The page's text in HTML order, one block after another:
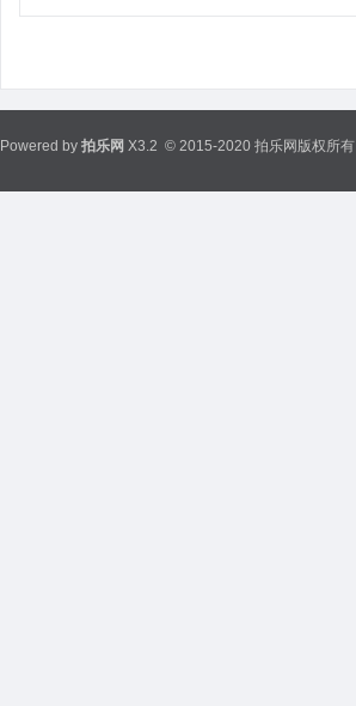
Powered by 拍乐网 X3.2 © 2015-2020 拍乐网版权所有